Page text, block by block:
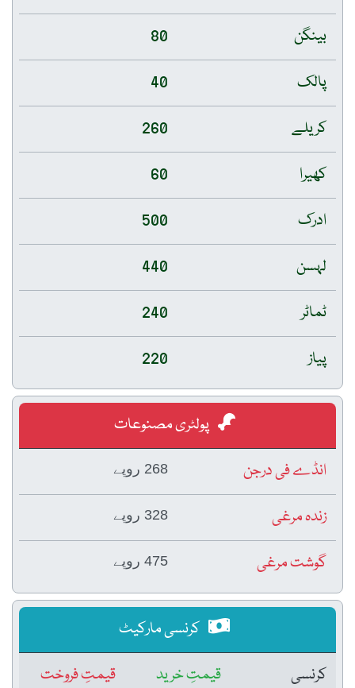
بینگن
80
پالک
40
کریلے
260
کھیرا
60
ادرک
500
لہسن
440
ٹماٹر
240
پیاز
220
پولٹری مصنوعات
انڈے فی درجن
268 روپے
زندہ مرغی 328 روپے
گوشت مرغی 475 روپے
کرنسی مارکیٹ
کرنسی
قیمتِ خرید
قیمتِ فروخت